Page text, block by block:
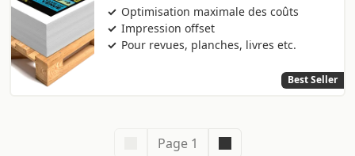
Optimisation maximale des coûts
Impression offset
Pour revues, planches, livres etc.
Best Seller
Page 1